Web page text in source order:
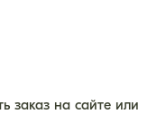
заказ на сайте или